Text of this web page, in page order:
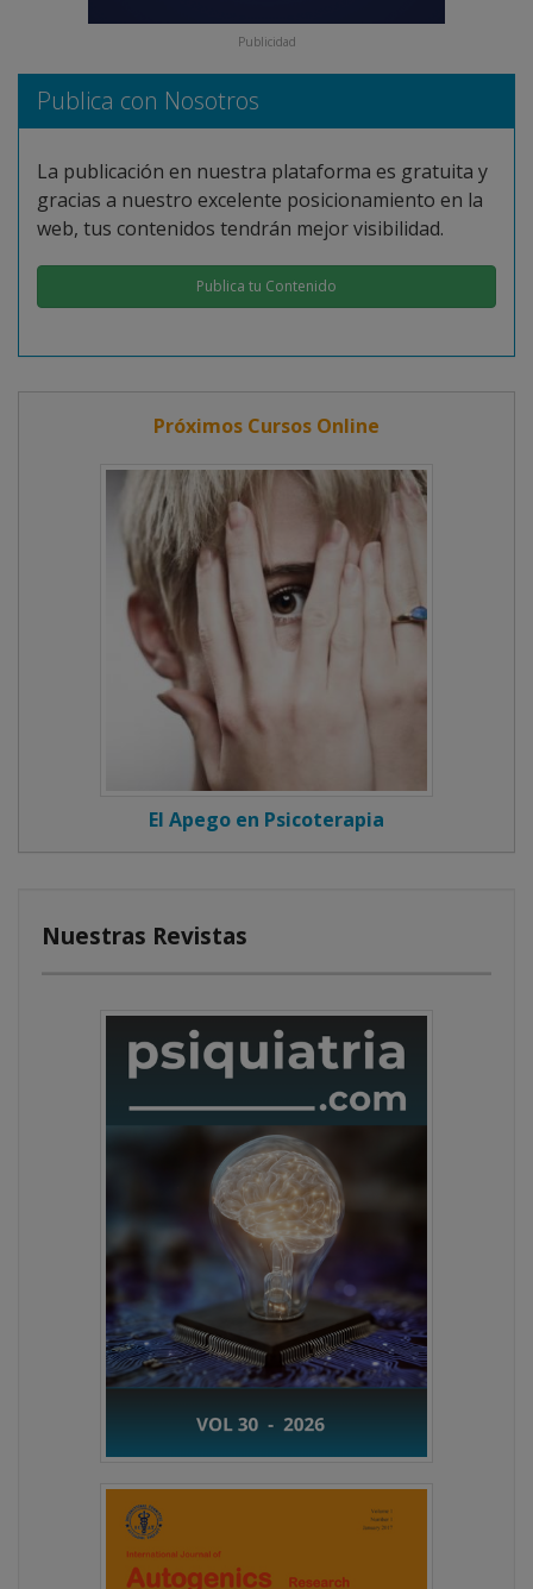
Publicidad
Publica con Nosotros
La publicación en nuestra plataforma es gratuita y
gracias a nuestro excelente posicionamiento en la
web, tus contenidos tendrán mejor visibilidad.
Publica tu Contenido
Próximos Cursos Online
El Apego en Psicoterapia
Nuestras Revistas